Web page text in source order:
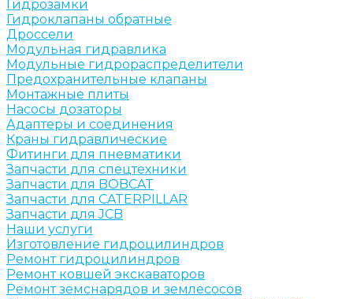
Гидрозамки
Гидроклапаны обратные
Дроссели
Модульная гидравлика
Модульные гидрораспределители
Предохранительные клапаны
Монтажные плиты
Насосы дозаторы
Адаптеры и соединения
Краны гидравлические
Фитинги для пневматики
Запчасти для спецтехники
Запчасти для BOBCAT
Запчасти для CATERPILLAR
Запчасти для JCB
Наши услуги
Изготовление гидроцилиндров
Ремонт гидроцилиндров
Ремонт ковшей экскаваторов
Ремонт земснарядов и землесосов